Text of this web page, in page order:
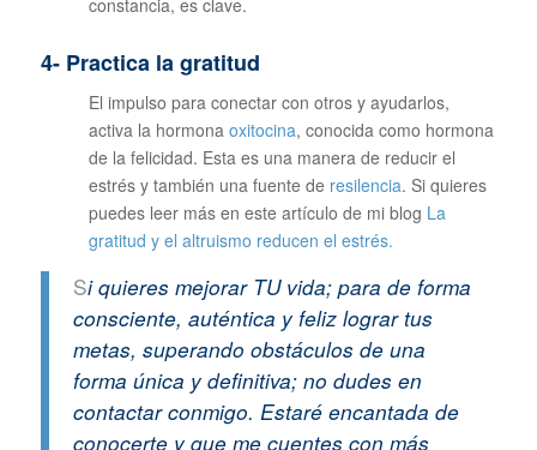
4- Practica la gratitud
El impulso para conectar con otros y ayudarlos,
activa la hormona oxitocina, conocida como hormona
de la felicidad. Esta es una manera de reducir el
estrés y también una fuente de resilencia. Si quieres
puedes leer más en este artículo de mi blog La
gratitud y el altruismo reducen el estrés.
Si quieres mejorar TU vida; para de forma
consciente, auténtica y feliz lograr tus
metas, superando obstáculos de una
forma única y definitiva; no dudes en
contactar conmigo. Estaré encantada de
conocerte y que me cuentes con más